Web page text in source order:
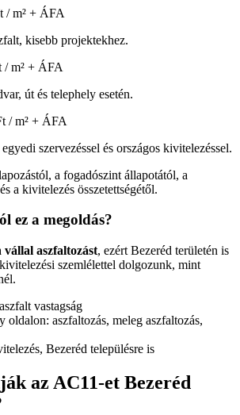
/ m² + ÁFA
kisebb projektekhez.
/ m² + ÁFA
út és telephely esetén.
/ m² + ÁFA
szervezéssel és országos kivitelezéssel.
a fogadószint állapotától, a
a kivitelezés összetettségétől.
ez a megoldás?
vállal aszfaltozást, ezért Bezeréd területén is
szemlélettel dolgozunk, mint
vastagság
oldalon: aszfaltozás, meleg aszfaltozás,
Bezeréd településre is
az AC11-et Bezeréd